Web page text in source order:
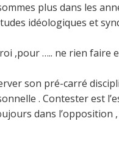
plus dans les
idéologiques et
,pour ….. ne rien faire
son pré-carré
. Contester est
dans l’opposition